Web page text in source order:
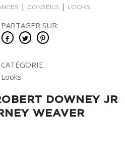
| CONSEILS | LOOKS
PARTAGER SUR:
CATÉGORIE :
Looks
DOWNEY JR
WEAVER